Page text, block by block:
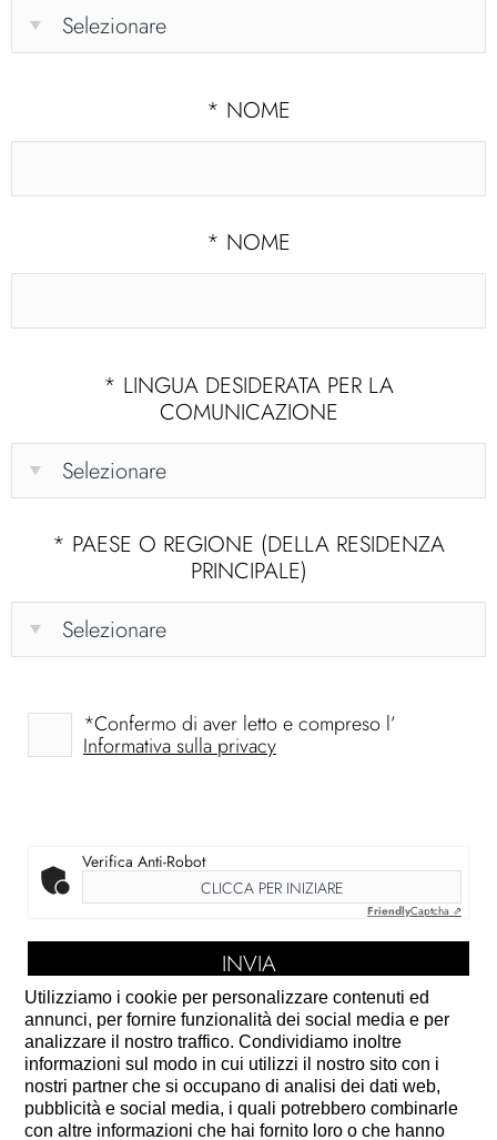
Utilizziamo i cookie per personalizzare contenuti ed
annunci, per fornire funzionalità dei social media e per
analizzare il nostro traffico. Condividiamo inoltre
informazioni sul modo in cui utilizzi il nostro sito con i
nostri partner che si occupano di analisi dei dati web,
pubblicità e social media, i quali potrebbero combinarle
con altre informazioni che hai fornito loro o che hanno
* NOME
* NOME
* LINGUA DESIDERATA PER LA
COMUNICAZIONE
* PAESE O REGIONE (DELLA RESIDENZA
PRINCIPALE)
*Confermo di aver letto e compreso l’
Informativa sulla privacy
Verifica Anti-Robot
CLICCA PER INIZIARE
FriendlyCaptcha ⇗
*Campo obbligatorio (in assenza di questa
informazione, non saremo in grado di elaborare la
sua richiesta)